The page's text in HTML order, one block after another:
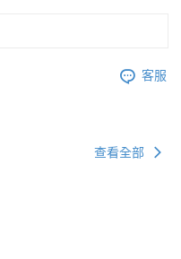
客服
查看全部